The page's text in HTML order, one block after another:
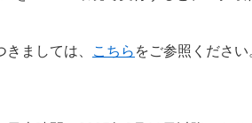
ましては、 こちら をご参照ください